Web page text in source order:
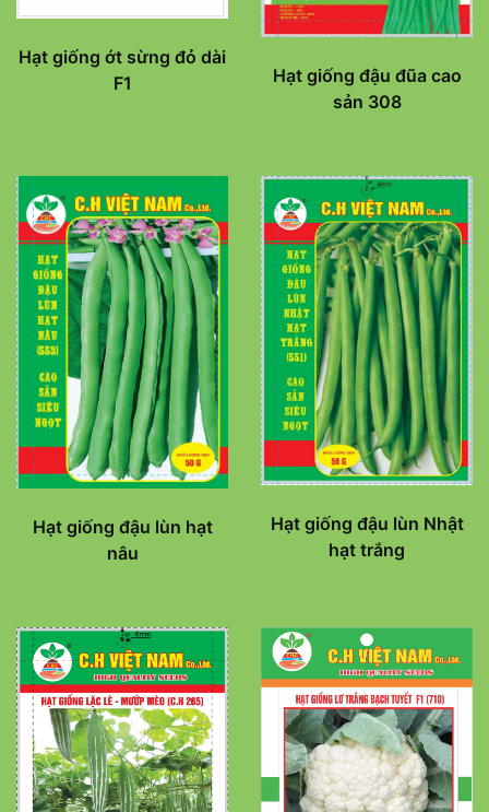
Hạt giống ớt sừng đỏ dài
F1
Hạt giống đậu đũa cao
sản 308
Hạt giống đậu lùn hạt
nâu
Hạt giống đậu lùn Nhật
hạt trắng